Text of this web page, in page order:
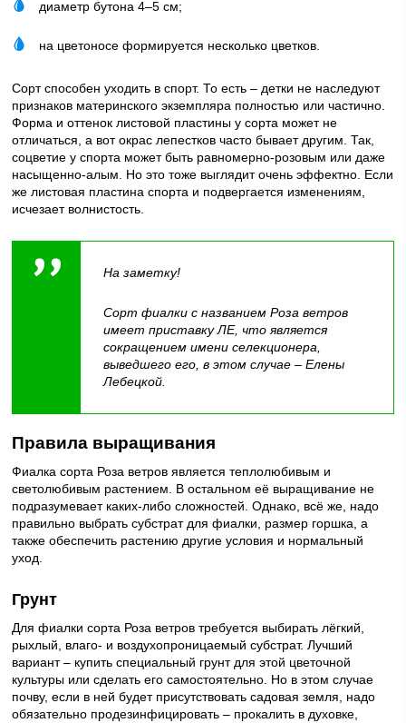
диаметр бутона 4–5 см;
на цветоносе формируется несколько цветков.
Сорт способен уходить в спорт. То есть – детки не наследуют
признаков материнского экземпляра полностью или частично.
Форма и оттенок листовой пластины у сорта может не
отличаться, а вот окрас лепестков часто бывает другим. Так,
соцветие у спорта может быть равномерно-розовым или даже
насыщенно-алым. Но это тоже выглядит очень эффектно. Если
же листовая пластина спорта и подвергается изменениям,
исчезает волнистость.
На заметку!
Сорт фиалки с названием Роза ветров
имеет приставку ЛЕ, что является
сокращением имени селекционера,
выведшего его, в этом случае – Елены
Лебецкой.
Правила выращивания
Фиалка сорта Роза ветров является теплолюбивым и
светолюбивым растением. В остальном её выращивание не
подразумевает каких-либо сложностей. Однако, всё же, надо
правильно выбрать субстрат для фиалки, размер горшка, а
также обеспечить растению другие условия и нормальный
уход.
Грунт
Для фиалки сорта Роза ветров требуется выбирать лёгкий,
рыхлый, влаго- и воздухопроницаемый субстрат. Лучший
вариант – купить специальный грунт для этой цветочной
культуры или сделать его самостоятельно. Но в этом случае
почву, если в ней будет присутствовать садовая земля, надо
обязательно продезинфицировать – прокалить в духовке,